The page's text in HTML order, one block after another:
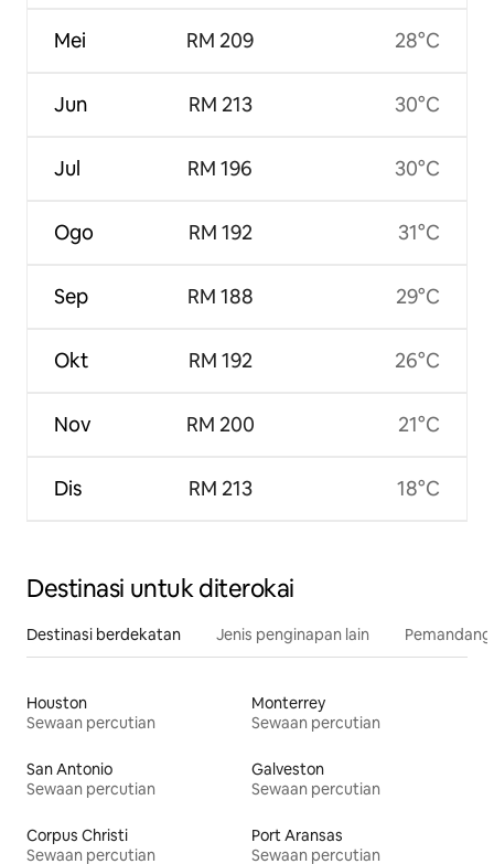
Mei
Jun
Jul
Ogo
Sep
Okt
Nov
Dis
RM 209
RM 213
RM 196
RM 192
RM 188
RM 192
RM 200
RM 213
28°C
30°C
30°C
31°C
29°C
26°C
21°C
18°C
Destinasi untuk diterokai
Destinasi berdekatan Jenis penginapan lain
Houston
Sewaan percutian
Monterrey
Sewaan percutian
San Antonio
Sewaan percutian
Galveston
Sewaan percutian
Corpus Christi
Sewaan percutian
Port Aransas
Sewaan percutian